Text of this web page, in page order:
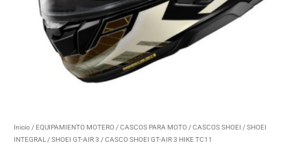
Inicio /EQUIPAMIENTO MOTERO /CASCOS PARA MOTO /CASCOS SHOEI /SHOEI
INTEGRAL /SHOEI GT-AIR 3 / CASCO SHOEI GT-AIR 3 HIKE TC11